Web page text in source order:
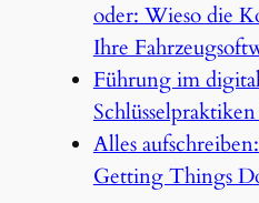
oder: Wieso die
Ihre
Führung im
Alles
Getting Things